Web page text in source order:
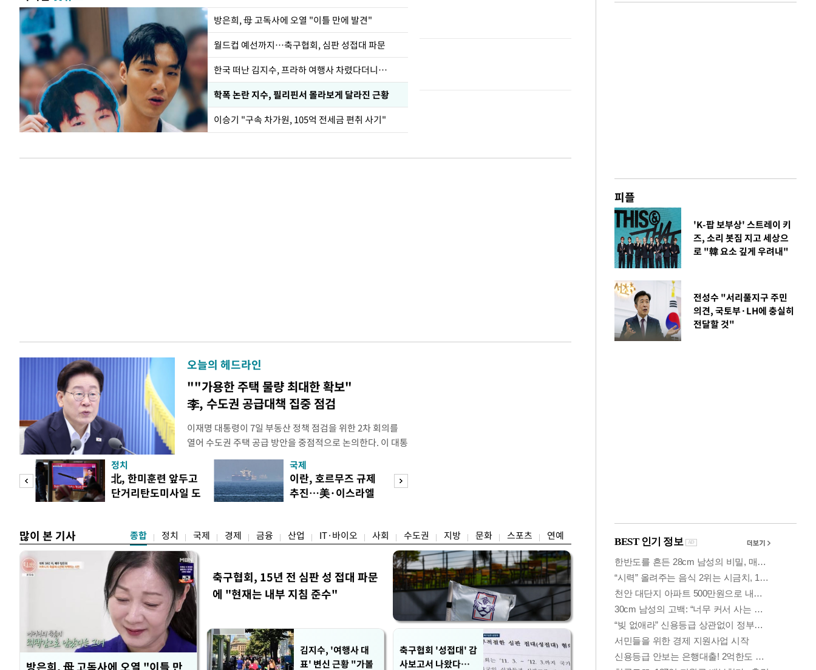
방은희, 母 고독사에 오열 "이틀 만에 발견"
월드컵 예선까지…축구협회, 심판 성접대 파문
한국 떠난 김지수, 프라하 여행사 차렸다더니…
학폭 논란 지수, 필리핀서 몰라보게 달라진 근황
이승기 "구속 차가원, 105억 전세금 편취 사기"
오늘의 헤드라인
""가용한 주택 물량 최대한 확보"
李, 수도권 공급대책 집중 점검
이재명 대통령이 7일 부동산 정책 점검을 위한 2차 회의를
열어 수도권 주택 공급 방안을 중점적으로 논의한다. 이 대통
령은 이날 오후 2시 청와대에서 부동산 정책 점검 2차 회의
를 비공개로 주재한다. 지난 3일 부동산·주식 시장 점검 비
공개 회의에서 "가용한 주택 공급 물량을 최대한 확보하
라"고 지시한 지 나흘 만이다. 앞서 이 대통령은 1차
정치
北, 한미훈련 앞두고
단거리탄도미사일 도
국제
이란, 호르무즈 규제
추진…美·이스라엘
많이 본 기사 종합 정치 국제 경제 금융 산업 IT·바이오 사회 수도권 지방 문화 스포츠 연예
방은희, 母 고독사에 오열 "이틀 만
축구협회, 15년 전 심판 성 접대 파문
에 "현재는 내부 지침 준수"
김지수, '여행사 대
표' 변신 근황 "가볼
축구협회 '성접대' 감
사보고서 나왔다…
피플
'K-팝 보부상' 스트레이 키
즈, 소리 봇짐 지고 세상으
로 "韓 요소 깊게 우려내"
전성수 "서리풀지구 주민
의견, 국토부·LH에 충실히
전달할 것"